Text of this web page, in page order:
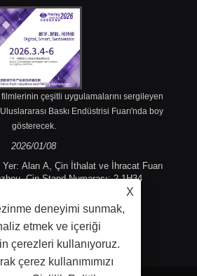
çeşitli uygulamalarını sergileyen
Baskı Endüstrisi Fuarı'nda boy
gösterecek.
2026/01/08
Alan A, Çin İthalat ve İhracat Fuarı
Çin Stand Numarası: 2.1H34
X
deneyimi sunmak,
etmek ve içeriği
çerezleri kullanıyoruz.
çerez kullanımımızı